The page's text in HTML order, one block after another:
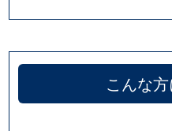
こんな